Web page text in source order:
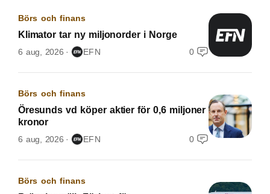
Börs och finans
Klimator tar ny miljonorder i Norge
6 aug, 2026 EFN 0
Börs och finans
Öresunds vd köper aktier för 0,6 miljoner
kronor
6 aug, 2026 EFN 0
Börs och finans